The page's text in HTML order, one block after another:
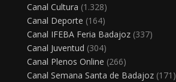
Canal Cultura (1.328)
Canal Deporte (164)
Canal IFEBA Feria Badajoz(337)
Canal Juventud (304)
Canal Plenos Online (266)
Canal Semana Santa de Badajoz(171)